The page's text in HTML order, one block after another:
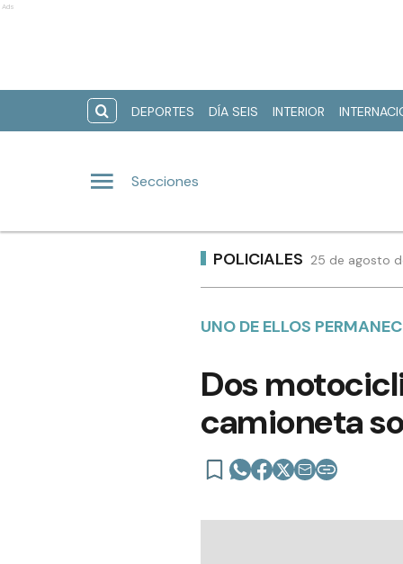
Ads
DEPORTES DÍA SEIS INTERIOR
Secciones
POLICIALES 25 de agosto
UNO DE ELLOS
Dos
camioneta